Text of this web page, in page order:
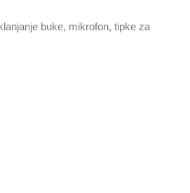
buke, mikrofon, tipke za